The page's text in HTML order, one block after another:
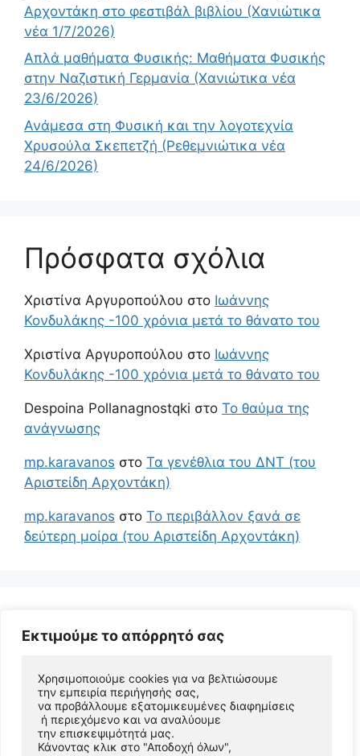
Εκτιμούμε το απόρρητό σας
Χρησιμοποιούμε cookies για να βελτιώσουμε
την εμπειρία περιήγησής σας,
να προβάλλουμε εξατομικευμένες διαφημίσεις
ή περιεχόμενο και να αναλύουμε
την επισκεψιμότητά μας.
Κάνοντας κλικ στο "Αποδοχή όλων",
Αρχοντάκη στο φεστιβάλ βιβλίου (Χανιώτικα
νέα 1/7/2026)
Απλά μαθήματα Φυσικής: Μαθήματα Φυσικής
στην Ναζιστική Γερμανία (Χανιώτικα νέα
23/6/2026)
Ανάμεσα στη Φυσική και την λογοτεχνία
Χρυσούλα Σκεπετζή (Ρεθεμνιώτικα νέα
24/6/2026)
Πρόσφατα σχόλια
Χριστίνα Αργυροπούλου στο Ιωάννης
Κονδυλάκης -100 χρόνια μετά το θάνατο του
Χριστίνα Αργυροπούλου στο Ιωάννης
Κονδυλάκης -100 χρόνια μετά το θάνατο του
Despoina Pollanagnostqki στο Το θαύμα της
ανάγνωσης
mp.karavanos στο Τα γενέθλια του ΔΝΤ (του
Αριστείδη Αρχοντάκη)
mp.karavanos στο Το περιβάλλον ξανά σε
δεύτερη μοίρα (του Αριστείδη Αρχοντάκη)
© 2026 Αριστείδης Αρχοντάκης Φυσικός Συγγραφέας
• Φτιαγμένο μεGeneratePress